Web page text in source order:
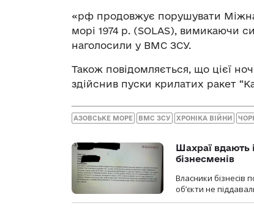
«рф продовжує порушувати
морі 1974 р. (SOLAS), вимикаючи
наголосили у ВМС ЗСУ.
Також повідомляється, що цієї
здійснив пуски крилатих ракет
АЗОВСЬКЕ МОРЕ ВМС ЗСУ ХРОНІКА ВІЙНИ
Шахраї вдають
бізнесменів
Власники бізнесів
об’єкти не